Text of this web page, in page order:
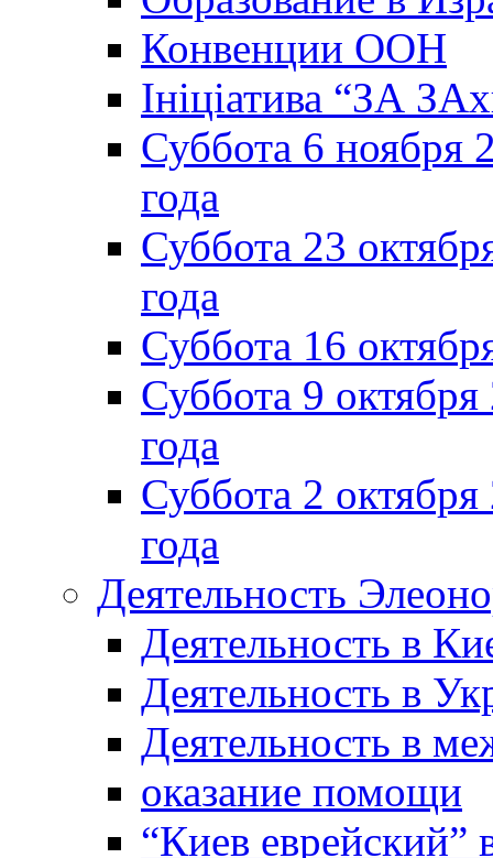
Конвенции ООН
Ініціатива “ЗА
Суббота 6 ноября
года
Суббота 23
года
Суббота 16
Суббота 9
года
Суббота 2
года
Деятельность
Деятельность в
Деятельность в
Деятельность в
оказание помощи
“Киев еврейский”